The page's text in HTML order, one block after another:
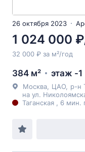
26 октября 2023
1 024 000
32 000 ₽ за м²/год
384 м² этаж -1
Москва ЦАО р-н
на ул.
Таганская , 6